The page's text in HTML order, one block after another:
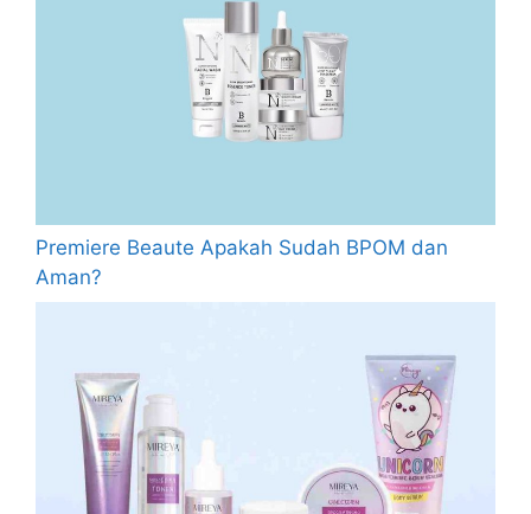
Premiere Beaute Apakah Sudah BPOM dan
Aman?